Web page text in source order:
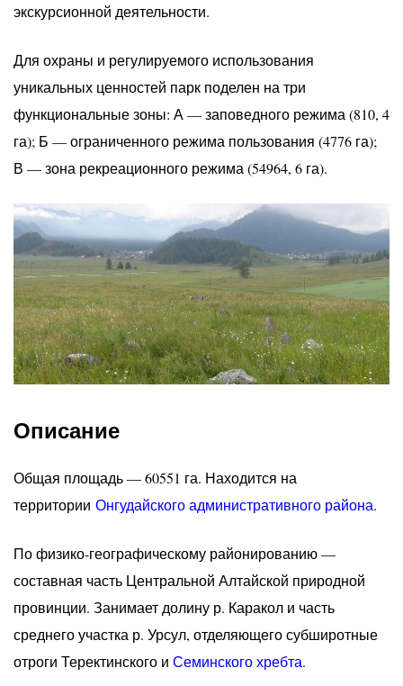
экскурсионной деятельности.
Для охраны и регулируемого использования
уникальных ценностей парк поделен на три
функциональные зоны: А — заповедного режима (810, 4
га); Б — ограниченного режима пользования (4776 га);
В — зона рекреационного режима (54964, 6 га).
Описание
Общая площадь — 60551 га. Находится на
территории Онгудайского административного района.
По физико-географическому районированию —
составная часть Центральной Алтайской природной
провинции. Занимает долину р. Каракол и часть
среднего участка р. Урсул, отделяющего субширотные
отроги Теректинского и Семинского хребта.